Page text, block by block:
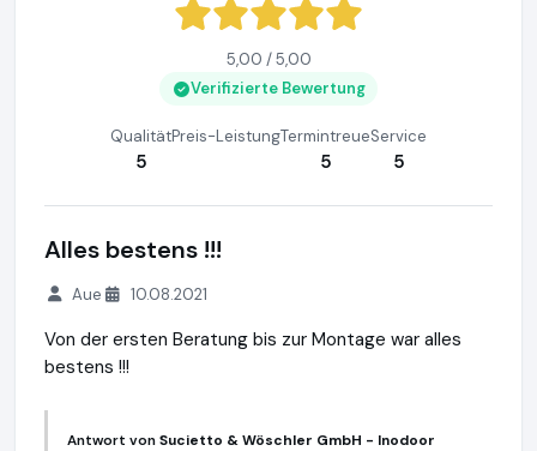
5,00 / 5,00
Verifizierte Bewertung
Qualität
5
Preis-LeistungTermintreue
5
Service
5
Alles bestens !!!
Aue 10.08.2021
Von der ersten Beratung bis zur Montage war alles
bestens !!!
Antwort vonSucietto & Wöschler GmbH - Inodoor